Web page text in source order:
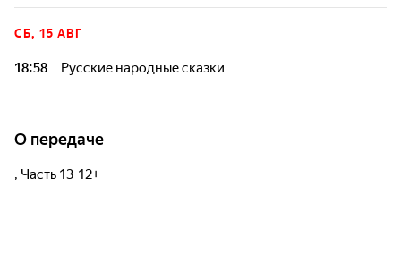
СБ, 15 АВГ
18:58 Русские народные сказки
О передаче
, Часть 13 12+